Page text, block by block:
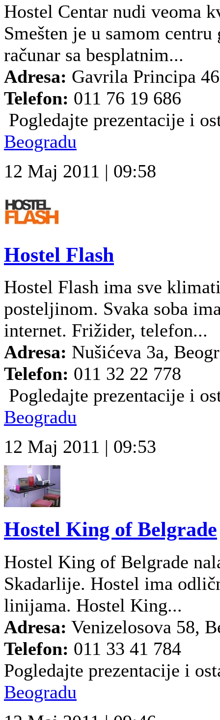
Hostel Centar nudi veoma
Smešten je u samom
računar sa besplatnim...
Adresa: Gavrila Principa
Telefon: 011 76 19 686
Pogledajte prezentacije i
Beogradu
12 Maj 2011 | 09:58
Hostel Flash
Hostel Flash ima sve
posteljinom. Svaka soba
internet. Frižider, telefon...
Adresa: Nušićeva 3a,
Telefon: 011 32 22 778
Pogledajte prezentacije i
Beogradu
12 Maj 2011 | 09:53
Hostel King of Belgrade
Hostel King of Belgrade
Skadarlije. Hostel ima
linijama. Hostel King...
Adresa: Venizelosova 58,
Telefon: 011 33 41 784
Pogledajte prezentacije i
Beogradu